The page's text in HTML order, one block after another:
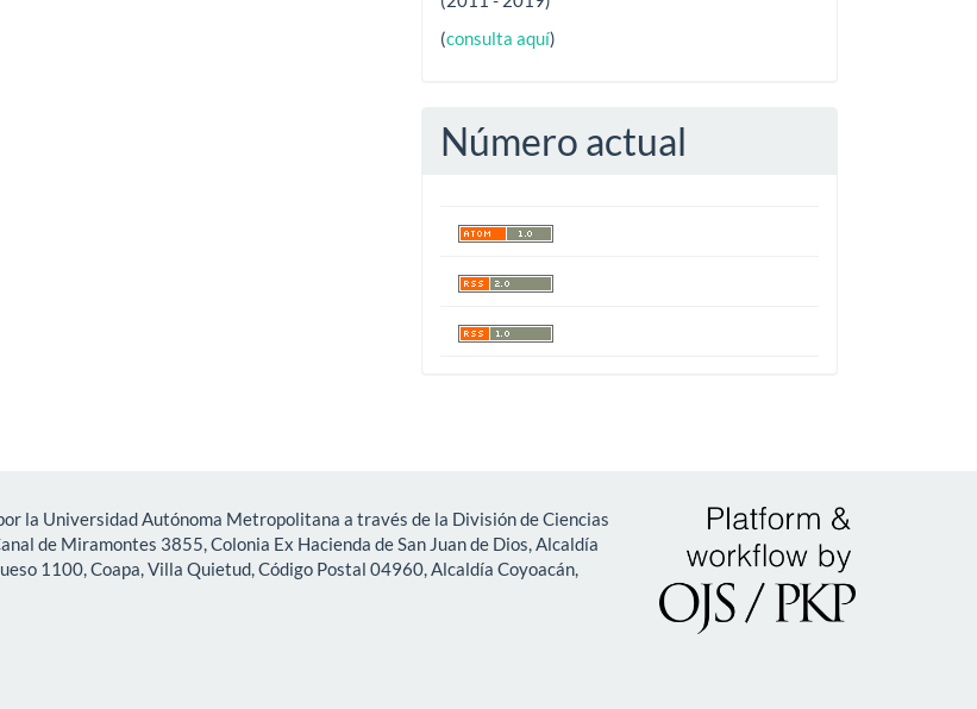
(consulta aquí)
Número actual
la Universidad Autónoma Metropolitana a través de la División de Ciencias
de Miramontes 3855, Colonia Ex Hacienda de San Juan de Dios, Alcaldía
1100, Coapa, Villa Quietud, Código Postal 04960, Alcaldía Coyoacán,